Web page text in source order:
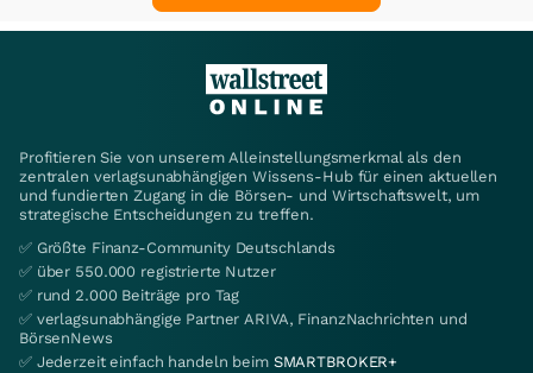
Profitieren Sie von unserem Alleinstellungsmerkmal als den
zentralen verlagsunabhängigen Wissens-Hub für einen aktuellen
und fundierten Zugang in die Börsen- und Wirtschaftswelt, um
strategische Entscheidungen zu treffen.
✅ Größte Finanz-Community Deutschlands
✅ über 550.000 registrierte Nutzer
✅ rund 2.000 Beiträge pro Tag
✅ verlagsunabhängige Partner ARIVA, FinanzNachrichten und
BörsenNews
✅ Jederzeit einfach handeln beim SMARTBROKER+